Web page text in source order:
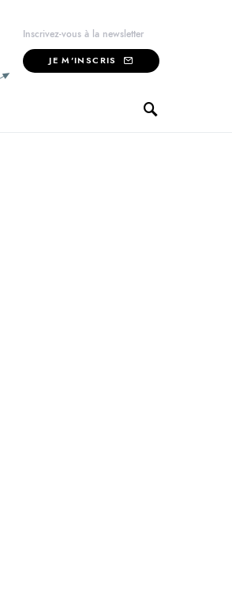
Inscrivez-vous à la newsletter
JE M'INSCRIS